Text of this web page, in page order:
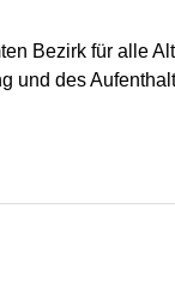
Bezirk für alle
und des